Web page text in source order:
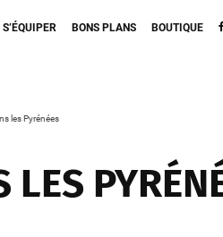
S’ÉQUIPER BONS PLANS BOUTIQUE
les Pyrénées
LES